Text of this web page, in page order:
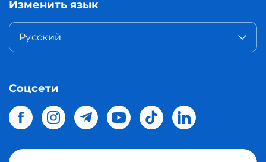
Изменить язык
Русский
Соцсети